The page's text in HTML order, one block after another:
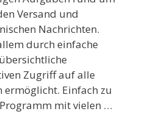
Versand und
Nachrichten.
durch einfache
Zugriff auf alle
Einfach zu
mit vielen …